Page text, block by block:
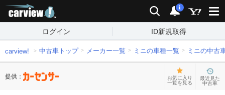
検索 通知
i
ログイン ID新規取得
carview! 中古車トップ メーカー一覧 ミニの車種一覧 ミニの中古
提供：
お気に入り
一覧を見る
最近見た
中古車